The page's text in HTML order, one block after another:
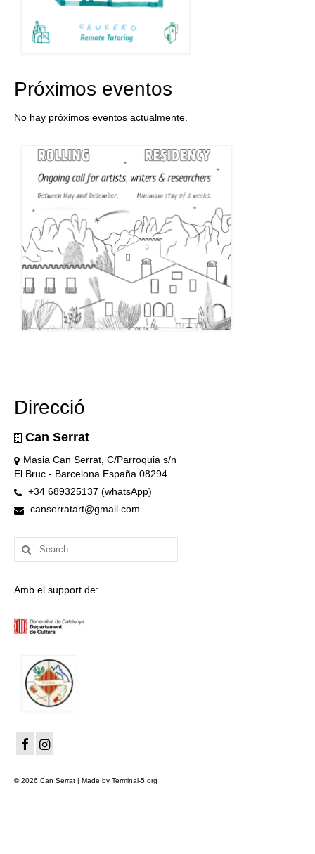
Próximos eventos
No hay próximos eventos actualmente.
Direcció
Can Serrat
Masia Can Serrat, C/Parroquia s/n
El Bruc - Barcelona España 08294
+34 689325137 (whatsApp)
canserratart@gmail.com
Search
for:
Amb el support de:
© 2026 Can Serrat | Made by Terminal-5.org